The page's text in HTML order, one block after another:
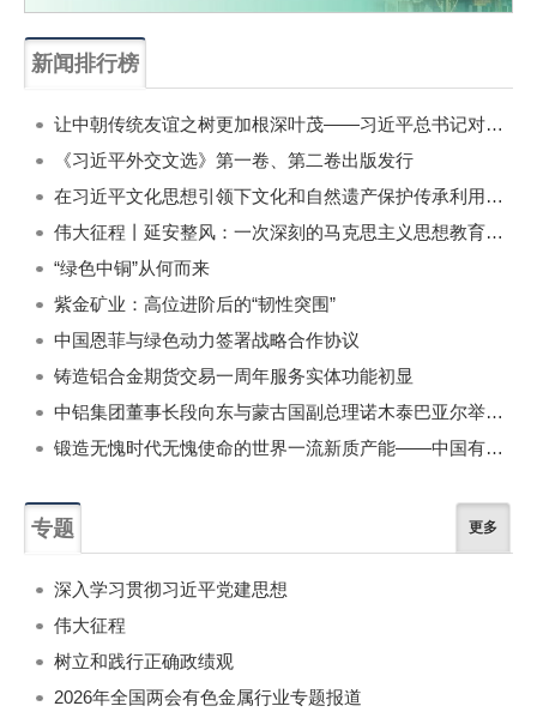
新闻排行榜
让中朝传统友谊之树更加根深叶茂——习近平总书记对朝鲜进行国事访问纪实
《习近平外交文选》第一卷、第二卷出版发行
在习近平文化思想引领下文化和自然遗产保护传承利用工作开创新局面
伟大征程丨延安整风：一次深刻的马克思主义思想教育运动
“绿色中铜”从何而来
紫金矿业：高位进阶后的“韧性突围”
中国恩菲与绿色动力签署战略合作协议
铸造铝合金期货交易一周年服务实体功能初显
中铝集团董事长段向东与蒙古国副总理诺木泰巴亚尔举行会谈
锻造无愧时代无愧使命的世界一流新质产能——中国有色金属工业的战略应对与破局之道（二）
专题 更多
深入学习贯彻习近平党建思想
伟大征程
树立和践行正确政绩观
2026年全国两会有色金属行业专题报道